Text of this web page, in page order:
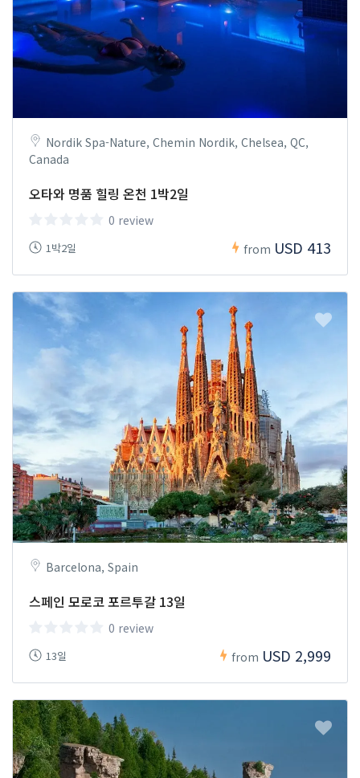
Nordik Spa-Nature, Chemin Nordik, Chelsea, QC,
Canada
오타와 명품 힐링 온천 1박2일
0 review
1박2일 from USD 413
Barcelona, Spain
스페인 모로코 포르투갈 13일
0 review
13일 from USD 2,999